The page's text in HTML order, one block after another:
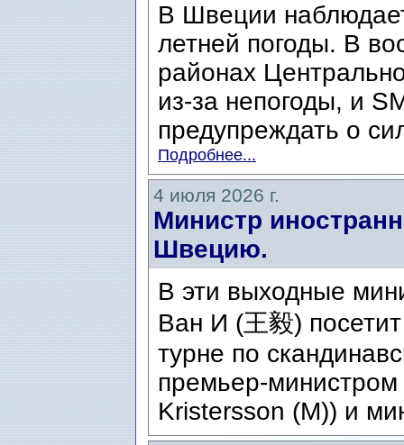
В Швеции
летней погоды. В
районах
из-за непогоды, и
предупреждать о
Подробнее...
4 июля 2026 г.
Министр
Швецию.
В эти выходные
Ван И (王毅)
турне по
премьер-
Kristersson (M)) и